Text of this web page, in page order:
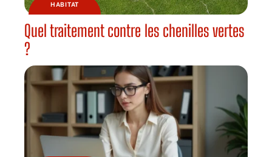
HABITAT
Quel traitement contre les chenilles vertes
?